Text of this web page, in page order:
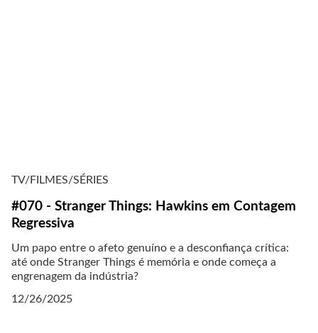
TV/FILMES/SÉRIES
#070 - Stranger Things: Hawkins em Contagem
Regressiva
Um papo entre o afeto genuíno e a desconfiança crítica:
até onde Stranger Things é memória e onde começa a
engrenagem da indústria?
12/26/2025